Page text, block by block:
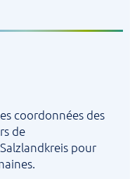
coordonnées des
de
pour